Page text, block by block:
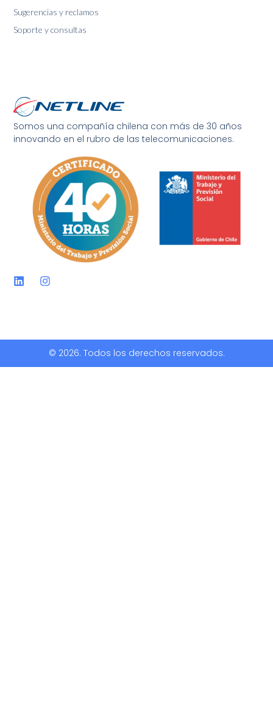
Somos una compañía chilena con más de 30 años
innovando en el rubro de las telecomunicaciones.
Sugerencias y reclamos
Soporte y consultas
© 2026. Todos los derechos reservados.